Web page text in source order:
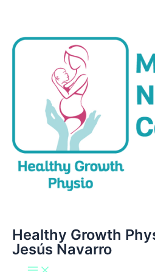
contenido
Healthy Growth
Jesús Navarro